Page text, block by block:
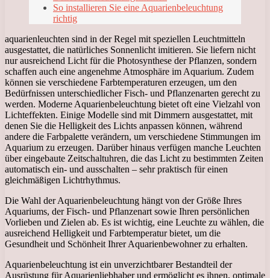
So installieren Sie eine Aquarienbeleuchtung
richtig
aquarienleuchten sind in der Regel mit speziellen Leuchtmitteln
ausgestattet, die natürliches Sonnenlicht imitieren. Sie liefern nicht
nur ausreichend Licht für die Photosynthese der Pflanzen, sondern
schaffen auch eine angenehme Atmosphäre im Aquarium. Zudem
können sie verschiedene Farbtemperaturen erzeugen, um den
Bedürfnissen unterschiedlicher Fisch- und Pflanzenarten gerecht zu
werden. Moderne Aquarienbeleuchtung bietet oft eine Vielzahl von
Lichteffekten. Einige Modelle sind mit Dimmern ausgestattet, mit
denen Sie die Helligkeit des Lichts anpassen können, während
andere die Farbpalette verändern, um verschiedene Stimmungen im
Aquarium zu erzeugen. Darüber hinaus verfügen manche Leuchten
über eingebaute Zeitschaltuhren, die das Licht zu bestimmten Zeiten
automatisch ein- und ausschalten – sehr praktisch für einen
gleichmäßigen Lichtrhythmus.
Die Wahl der Aquarienbeleuchtung hängt von der Größe Ihres
Aquariums, der Fisch- und Pflanzenart sowie Ihren persönlichen
Vorlieben und Zielen ab. Es ist wichtig, eine Leuchte zu wählen, die
ausreichend Helligkeit und Farbtemperatur bietet, um die
Gesundheit und Schönheit Ihrer Aquarienbewohner zu erhalten.
Aquarienbeleuchtung ist ein unverzichtbarer Bestandteil der
Ausrüstung für Aquarienliebhaber und ermöglicht es ihnen, optimale